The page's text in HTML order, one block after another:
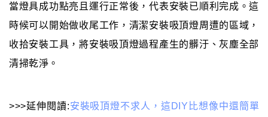
當燈具成功點亮且運行正常後，代表安裝已順利完成。這
時候可以開始做收尾工作，清潔安裝吸頂燈周遭的區域，
收拾安裝工具，將安裝吸頂燈過程產生的髒汙、灰塵全部
清掃乾淨。
>>>延伸閱讀:安裝吸頂燈不求人，這DIY比想像中還簡單